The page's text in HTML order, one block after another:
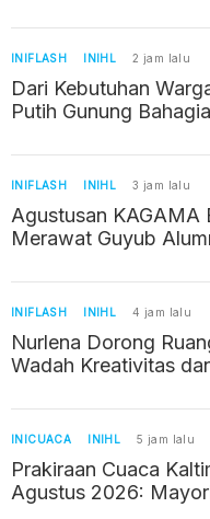
INIFLASH INIHL 2 jam lalu
Dari Kebutuhan
Putih Gunung
INIFLASH INIHL 3 jam lalu
Agustusan KAGAMA
Merawat Guyub
INIFLASH INIHL 4 jam lalu
Nurlena Dorong
Wadah Kreativitas
INICUACA INIHL 5 jam lalu
Prakiraan Cuaca
Agustus 2026: